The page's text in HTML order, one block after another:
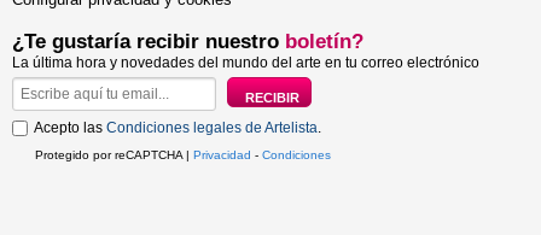
¿Te gustaría recibir nuestro boletín?
La última hora y novedades del mundo del arte en tu correo electrónico
Acepto las Condiciones legales de Artelista.
Protegido por reCAPTCHA | Privacidad - Condiciones